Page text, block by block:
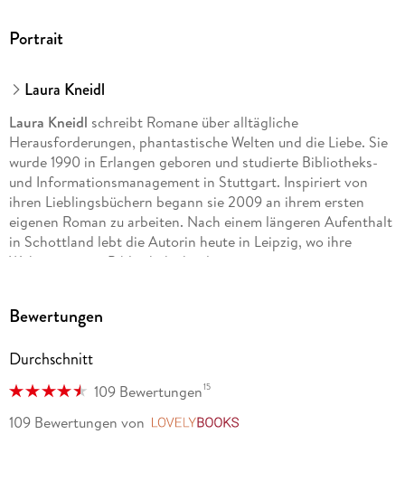
Portrait
Laura Kneidl
Laura Kneidl schreibt Romane über alltägliche
Herausforderungen, phantastische Welten und die Liebe. Sie
wurde 1990 in Erlangen geboren und studierte Bibliotheks-
und Informationsmanagement in Stuttgart. Inspiriert von
ihren Lieblingsbüchern begann sie 2009 an ihrem ersten
eigenen Roman zu arbeiten. Nach einem längeren Aufenthalt
in Schottland lebt die Autorin heute in Leipzig, wo ihre
Wohnung einer Bibliothek ähnelt.
Bewertungen
Durchschnitt
109 Bewertungen15
109 Bewertungen von